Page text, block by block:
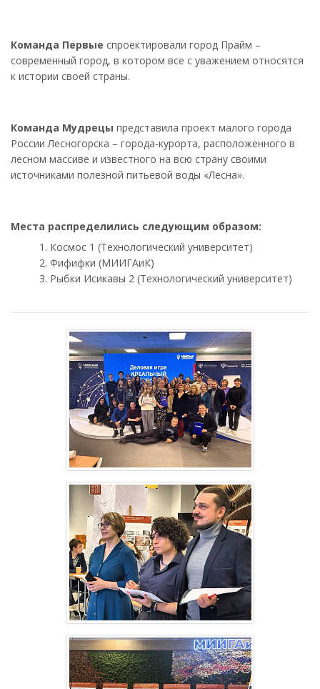
Команда Первые спроектировали город Прайм –
современный город, в котором все с уважением относятся
к истории своей страны.
Команда Мудрецы представила проект малого города
России Лесногорска – города-курорта, расположенного в
лесном массиве и известного на всю страну своими
источниками полезной питьевой воды «Лесна».
Места распределились следующим образом:
Космос 1 (Технологический университет)
Фифифки (МИИГАиК)
Рыбки Исикавы 2 (Технологический университет)